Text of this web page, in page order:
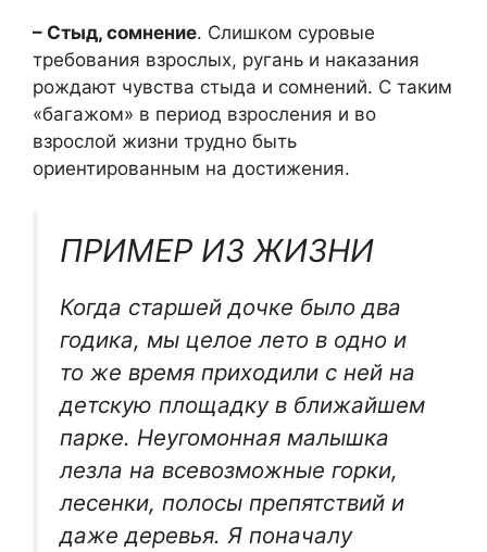
– Стыд, сомнение. Слишком суровые
требования взрослых, ругань и наказания
рождают чувства стыда и сомнений. С таким
«багажом» в период взросления и во
взрослой жизни трудно быть
ориентированным на достижения.
ПРИМЕР ИЗ ЖИЗНИ
Когда старшей дочке было два
годика, мы целое лето в одно и
то же время приходили с ней на
детскую площадку в ближайшем
парке. Неугомонная малышка
лезла на всевозможные горки,
лесенки, полосы препятствий и
даже деревья. Я поначалу